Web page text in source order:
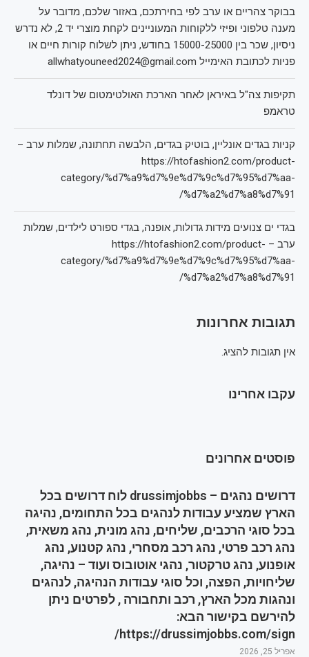
בבוקר צהריים או ערב לפי בחירתכם, באזור שלכם, מדובר על
מענה טלפוני ופיזי ללקוחות המעוניינים לקחת מוצרי יד 2, לא נדרש
ניסיון, שכר בין 15000-25000 בחודש, ניתן לשלוח קורות חיים או
פניות לכתובת האימייל allwhatyouneed2024@gmail.com
תקיפות צה"ל באיראן לאחר הארכת האולטימטום של דונלד
טראמפ
קניות בגדים אונליין, בוטיק בגדים, הלבשה תחתונה, שמלות ערב –
https://htofashion2.com/product-
category/%d7%a9%d7%9e%d7%9c%d7%95%d7%aa-
%d7%a2%d7%a8%d7%91/
בגדי ים צנועים מידות גדולות, אופנה, בגדי ספורט לילדים, שמלות
ערב – https://htofashion2.com/product-
category/%d7%a9%d7%9e%d7%9c%d7%95%d7%aa-
%d7%a2%d7%a8%d7%91/
תגובות אחרונות
אין תגובות להציג.
עקבו אחרינו
פוסטים אחרונים
דרושים נהגים – drussimjobbs לוח דרושים בכל
הארץ שמציע עבודות לנהגים בכל התחומים, נהיגה
בכל סוגי הרכבים, שליחים, נהג מונית, נהג משאית,
נהג רכב פרטי, נהג רכב מסחרי, נהג קטנוע, נהג
אופנוע, נהג טרקטור, נהגי אוטובוס ועוד – נהיגה,
שליחויות, הפצה, וכל סוגי עבודות הנהיגה, לנהגים
ונהגות מכל הארץ, רכב ותחבורה , לפרטים ניתן
להירשם בקישור הבא:
https://drussimjobbs.com/sign/
אפריל 25, 2026